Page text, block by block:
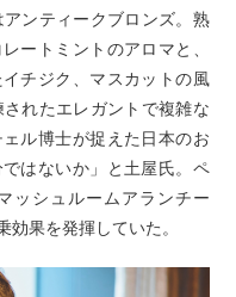
ンティークブロンズ。熟
ートミントのアロマと、
チジク、マスカットの風
れたエレガントで複雑な
ル博士が捉えた日本のお
はないか」と土屋氏。ペ
ッシュルームアランチー
果を発揮していた。